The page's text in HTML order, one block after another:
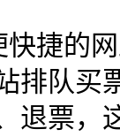
捷的
排队买
退票，